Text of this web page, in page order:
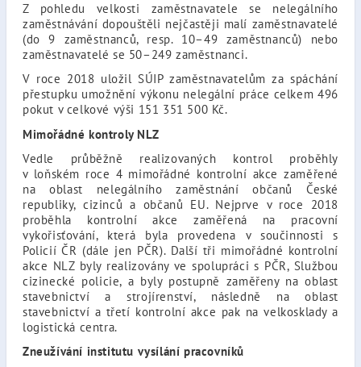
Z pohledu velkosti zaměstnavatele se nelegálního
zaměstnávání dopouštěli nejčastěji malí zaměstnavatelé
(do 9 zaměstnanců, resp. 10–49 zaměstnanců) nebo
zaměstnavatelé se 50–249 zaměstnanci.
V roce 2018 uložil SÚIP zaměstnavatelům za spáchání
přestupku umožnění výkonu nelegální práce celkem 496
pokut v celkové výši 151 351 500 Kč.
Mimořádné kontroly NLZ
Vedle průběžně realizovaných kontrol proběhly
v loňském roce 4 mimořádné kontrolní akce zaměřené
na oblast nelegálního zaměstnání občanů České
republiky, cizinců a občanů EU. Nejprve v roce 2018
proběhla kontrolní akce zaměřená na pracovní
vykořisťování, která byla provedena v součinnosti s
Policií ČR (dále jen PČR). Další tři mimořádné kontrolní
akce NLZ byly realizovány ve spolupráci s PČR, Službou
cizinecké policie, a byly postupně zaměřeny na oblast
stavebnictví a strojírenství, následně na oblast
stavebnictví a třetí kontrolní akce pak na velkosklady a
logistická centra.
Zneužívání institutu vysílání pracovníků